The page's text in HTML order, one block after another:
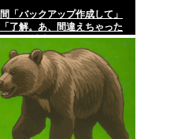
「バックアップ作成して」
了解。あ、間違えちゃった
全消去